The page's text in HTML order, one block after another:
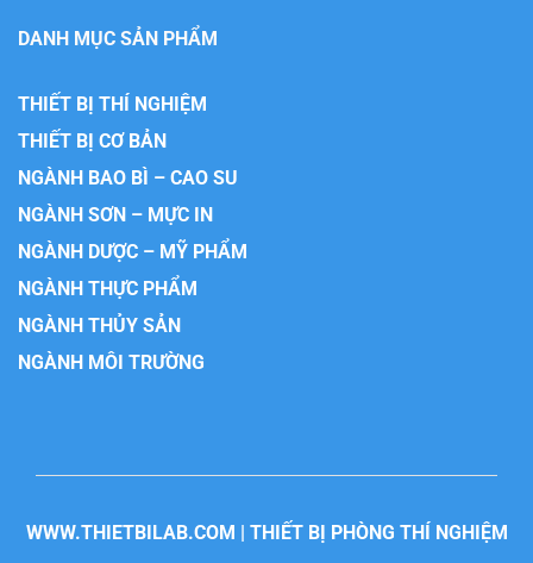
DANH MỤC SẢN PHẨM
THIẾT BỊ THÍ NGHIỆM
THIẾT BỊ CƠ BẢN
NGÀNH BAO BÌ – CAO SU
NGÀNH SƠN – MỰC IN
NGÀNH DƯỢC – MỸ PHẨM
NGÀNH THỰC PHẨM
NGÀNH THỦY SẢN
NGÀNH MÔI TRƯỜNG
WWW.THIETBILAB.COM | THIẾT BỊ PHÒNG THÍ NGHIỆM